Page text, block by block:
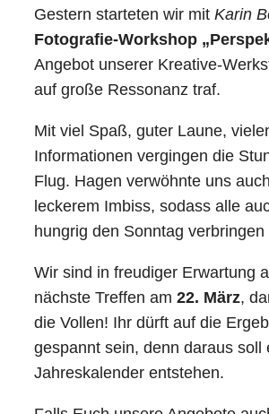
Gestern starteten wir mit Karin
Fotografie-Workshop
Angebot unserer Kreative-
auf große Ressonanz traf.
Mit viel Spaß, guter Laune,
Informationen vergingen die
Flug. Hagen verwöhnte uns
leckerem Imbiss, sodass alle
hungrig den Sonntag verbringen
Wir sind in freudiger Erwartung
nächste Treffen am 22. März,
die Vollen! Ihr dürft auf die
gespannt sein, denn daraus soll
Jahreskalender entstehen.